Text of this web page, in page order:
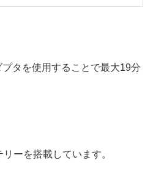
タを使用することで最大19分
ーを搭載しています。